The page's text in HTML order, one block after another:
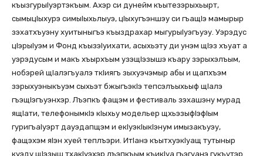
къызгурыIуэртэкъым. Ахэр си дунейм къытезэрыхьырт,
сымыцIыхурэ симыIыхьлыуэ, цIыхугъэншэу си гъащIэ мамырыр
зэхатхъуэну хуитыныгъэ къыздрахар мыгурыIуэгъуэу. Уэрэдус
цIэрыIуэм и Фонд къызэIуихати, асыхьэту ди унэм щIэз хъуат а
уэрэдусым и макъ хъырхъым узэщIэзышэ къару зэрыхэлъым,
нобэрей щIалэгъуалэ ткIиягъ зыхуэчэмыр абы и щапхъэм
зэрыхуэныкъуэм сыхьэт бжыгъэкIэ тепсэлъыхьыф щIалэ
гъэщIэгъуэнхэр. Лъэпкъ фащэм и фестиваль зэхашэну мурад
ящIати, телефонымкIэ кIыхьу модельер щхьэзыфIэфIым
гуригъаIуэрт дауэдапщэм и екIуэкIыкIэнум имызакъуэу,
фащэхэм яIэн хуей теплъэри. ИтIанэ къытхуэкIуащ тутыныр
куэду щIэзыш тхакIуэхэр лъэпкъым къикIуа гъэгуанэ гукъутэр